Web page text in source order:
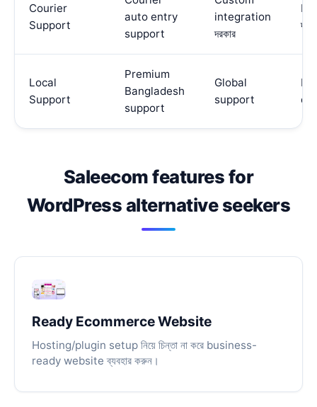
Courier
Support
auto entry
support
integration
দরকার
Local
Support
Premium
Bangladesh
support
Global
support
Saleecom features for
WordPress alternative seekers
Ready Ecommerce Website
Hosting/plugin setup নিয়ে চিন্তা না করে business-
ready website ব্যবহার করুন।